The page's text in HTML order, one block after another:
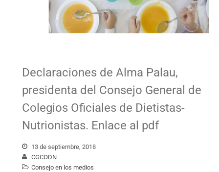
Declaraciones de Alma Palau,
presidenta del Consejo General de
Colegios Oficiales de Dietistas-
Nutrionistas. Enlace al pdf
13 de septiembre, 2018
CGCODN
Consejo en los medios